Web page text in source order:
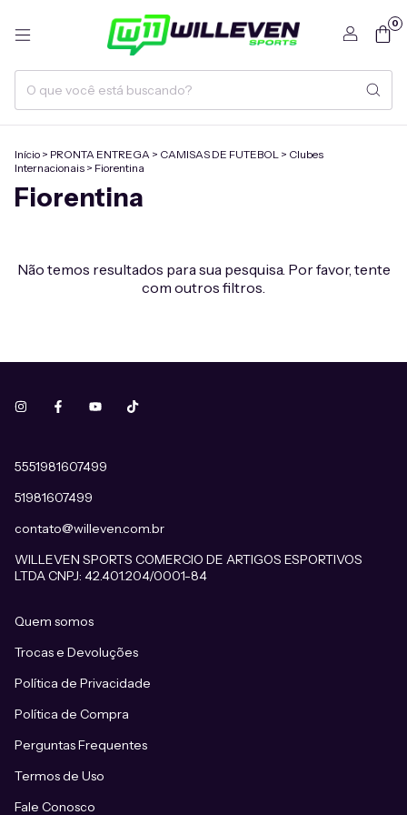
0
Início > PRONTA ENTREGA > CAMISAS DE FUTEBOL > Clubes
Internacionais > Fiorentina
Fiorentina
Não temos resultados para sua pesquisa. Por favor, tente
com outros filtros.
5551981607499
51981607499
contato@willeven.com.br
WILLEVEN SPORTS COMERCIO DE ARTIGOS ESPORTIVOS
LTDA CNPJ: 42.401.204/0001-84
Quem somos
Trocas e Devoluções
Política de Privacidade
Política de Compra
Perguntas Frequentes
Termos de Uso
Fale Conosco